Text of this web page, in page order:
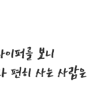
퍼를 보니
편히 사는 사람은